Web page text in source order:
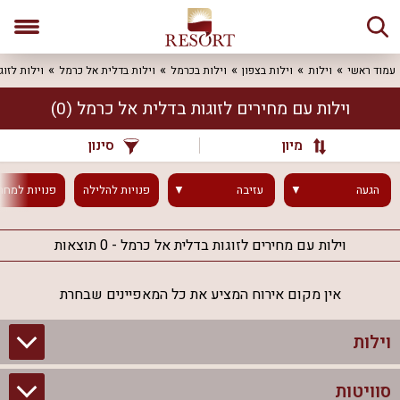
עמוד ראשי וילות וילות בצפון וילות בכרמל וילות בדלית אל כרמל וילות
וילות עם מחירים לזוגות בדלית אל כרמל (0)
מיון סינון
הגעה עזיבה פנויותלהלילה פנויות
וילות עם מחירים לזוגות בדלית אל כרמל - 0 תוצאות
אין מקום אירוח המציע את כל המאפיינים שבחרת
וילות
סוויטות